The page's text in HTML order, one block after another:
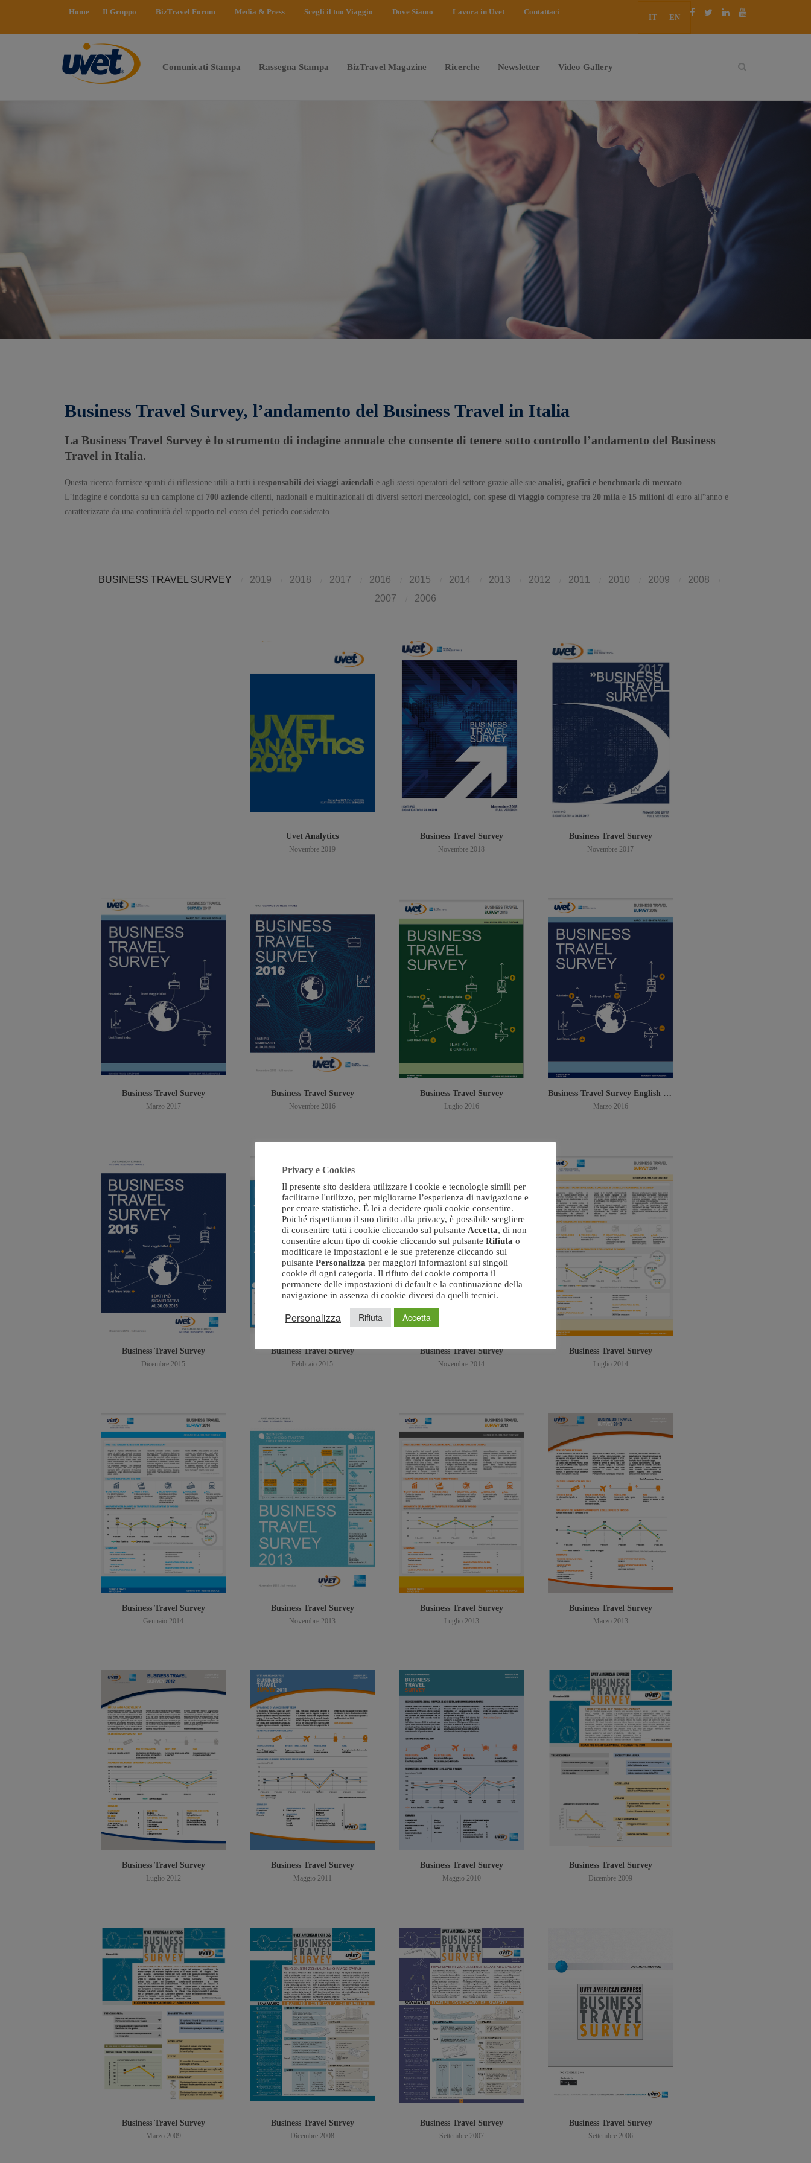
IT EN
Home Il Gruppo BizTravel Forum Media & Press Scegli il tuo Viaggio Dove Siamo Lavora in Uvet Contattaci
Comunicati Stampa Rassegna Stampa BizTravel Magazine Ricerche Newsletter Video Gallery
Business Travel Survey, l’andamento del Business Travel in Italia
La Business Travel Survey è lo strumento di indagine annuale che consente di tenere sotto controllo l’andamento del Business
Travel in Italia.
Questa ricerca fornisce spunti di riflessione utili a tutti i responsabili dei viaggi aziendali e agli stessi operatori del settore grazie alle sue analisi, grafici e benchmark di mercato.
L’indagine è condotta su un campione di 700 aziende clienti, nazionali e multinazionali di diversi settori merceologici, con spese di viaggio comprese tra 20 mila e 15 milioni di euro all‟anno e
caratterizzate da una continuità del rapporto nel corso del periodo considerato.
BUSINESS TRAVEL SURVEY 2019 2018 2017 2016 2015 2014 2013 2012 2011 2010 2009 2008
2007 2006
Scarica PDF
Uvet Analytics
Novembre 2019
Scarica PDF
Business Travel Survey
Novembre 2018
Scarica PDF
Business Travel Survey
Novembre 2017
Scarica PDF
Business Travel Survey
Marzo 2017
Scarica PDF
Business Travel Survey
Novembre 2016
Scarica PDF
Business Travel Survey
Luglio 2016
Scarica PDF
Business Travel Survey English Version
Marzo 2016
Scarica PDF
Business Travel Survey
Dicembre 2015
Scarica PDF
Business Travel Survey
Febbraio 2015
Scarica PDF
Business Travel Survey
Novembre 2014
Scarica PDF
Business Travel Survey
Luglio 2014
Scarica PDF
Business Travel Survey
Gennaio 2014
Scarica PDF
Business Travel Survey
Novembre 2013
Scarica PDF
Business Travel Survey
Luglio 2013
Scarica PDF
Business Travel Survey
Marzo 2013
Scarica PDF
Business Travel Survey
Luglio 2012
Scarica PDF
Business Travel Survey
Maggio 2011
Scarica PDF
Business Travel Survey
Maggio 2010
Scarica PDF
Business Travel Survey
Dicembre 2009
Scarica PDF
Business Travel Survey
Marzo 2009
Scarica PDF
Business Travel Survey
Dicembre 2008
Scarica PDF
Business Travel Survey
Settembre 2007
Scarica PDF
Business Travel Survey
Settembre 2006
Privacy e Cookies
Il presente sito desidera utilizzare i cookie e tecnologie simili per
facilitarne l'utilizzo, per migliorarne l’esperienza di navigazione e
per creare statistiche. È lei a decidere quali cookie consentire.
Poiché rispettiamo il suo diritto alla privacy, è possibile scegliere
di consentire tutti i cookie cliccando sul pulsante Accetta, di non
consentire alcun tipo di cookie cliccando sul pulsante Rifiuta o
modificare le impostazioni e le sue preferenze cliccando sul
pulsante Personalizza per maggiori informazioni sui singoli
cookie di ogni categoria. Il rifiuto dei cookie comporta il
permanere delle impostazioni di default e la continuazione della
navigazione in assenza di cookie diversi da quelli tecnici.
Personalizza Rifiuta Accetta